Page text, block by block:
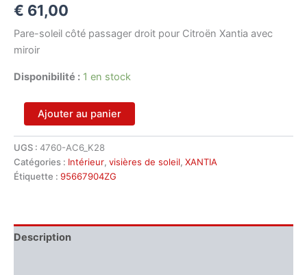
€ 61,00
Pare-soleil côté passager droit pour Citroën Xantia avec
miroir
Disponibilité : 1 en stock
quantité
de
Pare-
soleil
droit
d'occasion
Ajouter au panier
UGS : 4760-AC6_K28
Catégories : Intérieur, visières de soleil, XANTIA
Étiquette : 95667904ZG
Description